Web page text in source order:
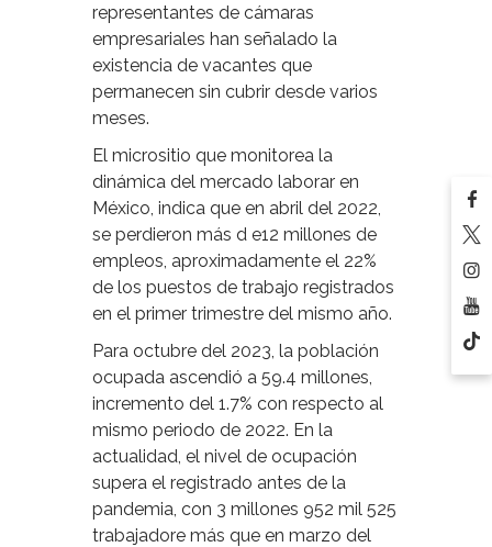
representantes de cámaras
empresariales han señalado la
existencia de vacantes que
permanecen sin cubrir desde varios
meses.
El micrositio que monitorea la
dinámica del mercado laborar en
México, indica que en abril del 2022,
se perdieron más d e12 millones de
empleos, aproximadamente el 22%
de los puestos de trabajo registrados
en el primer trimestre del mismo año.
Para octubre del 2023, la población
ocupada ascendió a 59.4 millones,
incremento del 1.7% con respecto al
mismo periodo de 2022. En la
actualidad, el nivel de ocupación
supera el registrado antes de la
pandemia, con 3 millones 952 mil 525
trabajadore más que en marzo del